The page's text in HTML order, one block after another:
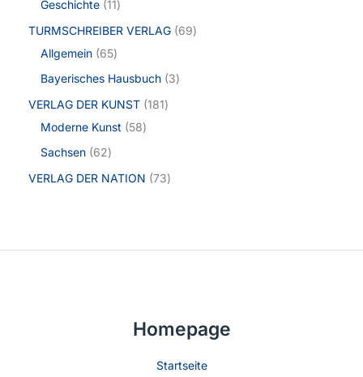
Geschichte 11
TURMSCHREIBER VERLAG 69
Allgemein 65
Bayerisches Hausbuch 3
VERLAG DER KUNST 181
Moderne Kunst
58
Sachsen 62
VERLAG DER NATION 73
Homepage
Startseite